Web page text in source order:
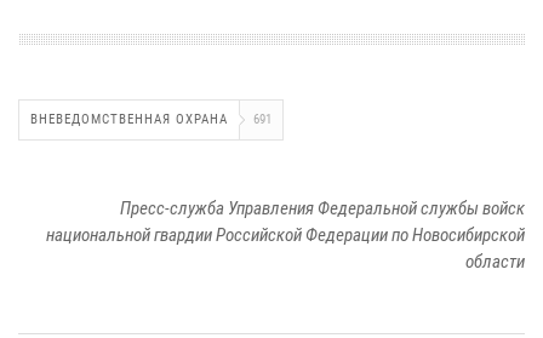
ВНЕВЕДОМСТВЕННАЯ ОХРАНА 691
Пресс-служба Управления Федеральной службы войск
национальной гвардии Российской Федерации по Новосибирской
области